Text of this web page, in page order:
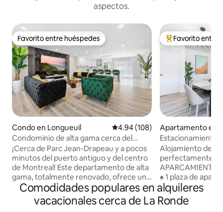
aspectos.
Favorito entre huéspedes
Favorito entre huéspedes
Condo en Longueuil Calificación promedio: 4.94 de
4.94 (108)
Condominio de alta gama cerca del
casco antiguo de Montreal.
Estacionamiento GRATIS.
¡Cerca de Parc Jean-Drapeau y a pocos
minutos del puerto antiguo y del centro
de Montreal! Este departamento de alta
gama, totalmente renovado, ofrece una
comodidad de primer nivel con muebles
de diseño, electrodomésticos de alta
gama y detalles adicionales
Favorito entre
Favorito entre
Apartamento en
Estacionamiento
Unidad moderna
privilegiada.
Alojamiento de
perfectamente
APARCAMIENTO
♠ 1 plaza de
GRATUITA, carga
minutos en
Drapeau y del
Comodidades populares en alquileres
vacacionales cerca de La Ronde